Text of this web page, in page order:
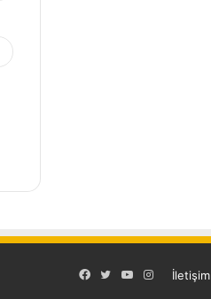
İletişim
Facebook
TwitterYouTube
Instagram